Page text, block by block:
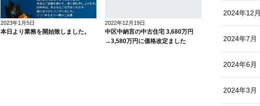
2023年1月5日
本日より業務を開始致しました。
2022年12月19日
中区中納言の中古住宅 3,680万円
→3,580万円に価格改定ました
2024年12月
2024年7月
2024年6月
2024年3月